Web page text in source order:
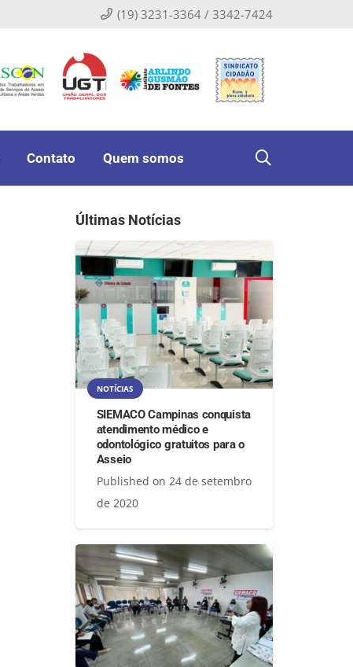
(19) 3231-3364 / 3342-7424
Contato Quem somos
Últimas Notícias
NOTÍCIAS
SIEMACO Campinas conquista
atendimento médico e
odontológico gratuitos para o
Asseio
Published on 24 de setembro
de 2020